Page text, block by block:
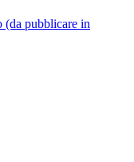
(da pubblicare in